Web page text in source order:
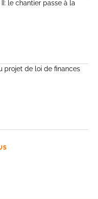
le chantier passe à la
projet de loi de finances